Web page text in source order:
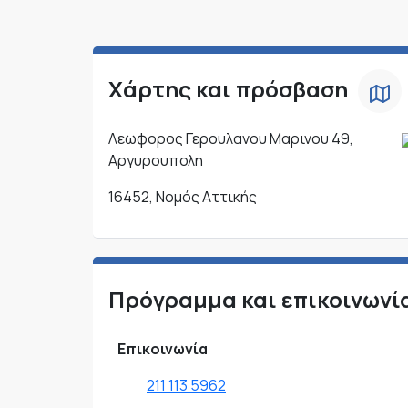
Χάρτης και πρόσβαση
Λεωφορος Γερουλανου Μαρινου 49,
Αργυρουπολη
16452, Νομός Αττικής
Πρόγραμμα και
Επικοινωνία
211 113 5962